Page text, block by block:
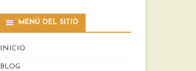
MENÚ DEL SITIO
INICIO
BLOG